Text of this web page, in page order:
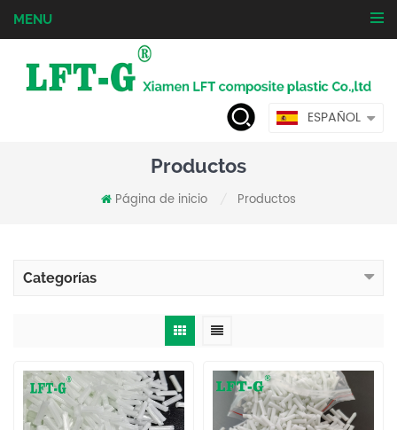
MENU
ESPAÑOL
Productos
Página de inicio Productos
Categorías